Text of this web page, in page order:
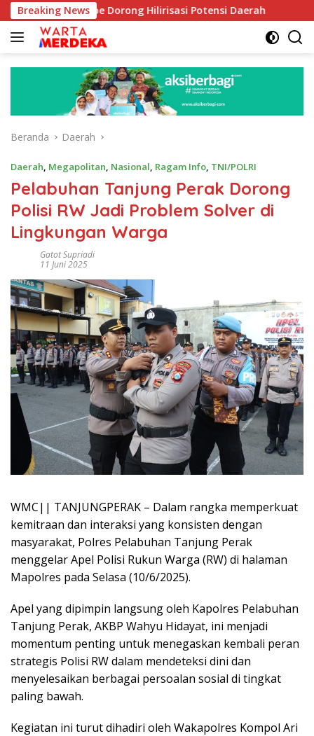
Langsung
ke
konten
Breaking News
Aboe Dorong Hilirisasi Potensi Daerah DPR Dorong
Beranda Daerah
Daerah, Megapolitan, Nasional, Ragam Info, TNI/POLRI
Pelabuhan Tanjung Perak Dorong
Polisi RW Jadi Problem Solver di
Lingkungan Warga
Gatot Supriadi
11 Juni 2025
WMC|| TANJUNGPERAK – Dalam rangka memperkuat
kemitraan dan interaksi yang konsisten dengan
masyarakat, Polres Pelabuhan Tanjung Perak
menggelar Apel Polisi Rukun Warga (RW) di halaman
Mapolres pada Selasa (10/6/2025).
Apel yang dipimpin langsung oleh Kapolres Pelabuhan
Tanjung Perak, AKBP Wahyu Hidayat, ini menjadi
momentum penting untuk menegaskan kembali peran
strategis Polisi RW dalam mendeteksi dini dan
menyelesaikan berbagai persoalan sosial di tingkat
paling bawah.
Kegiatan ini turut dihadiri oleh Wakapolres Kompol Ari